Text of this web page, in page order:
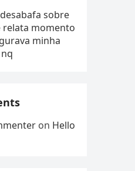
sobre
relata momento
minha
on Hello